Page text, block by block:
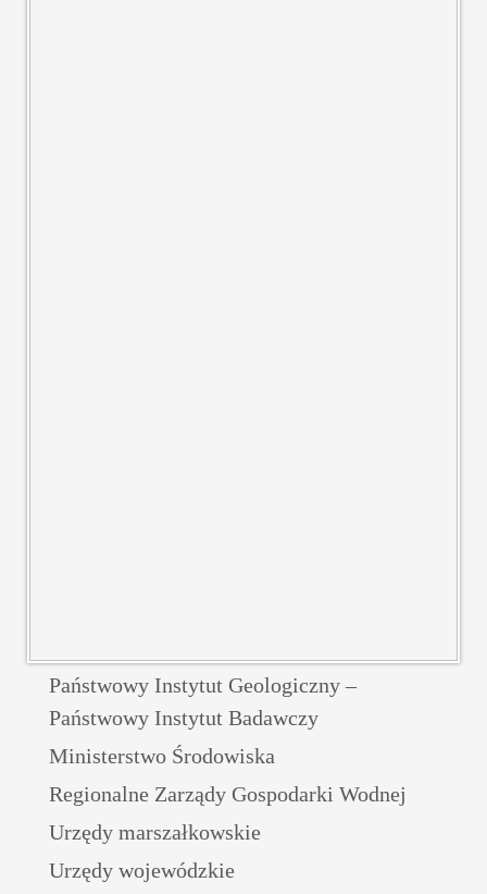
Państwowy Instytut Geologiczny –
Państwowy Instytut Badawczy
Ministerstwo Środowiska
Regionalne Zarządy Gospodarki Wodnej
Urzędy marszałkowskie
Urzędy wojewódzkie